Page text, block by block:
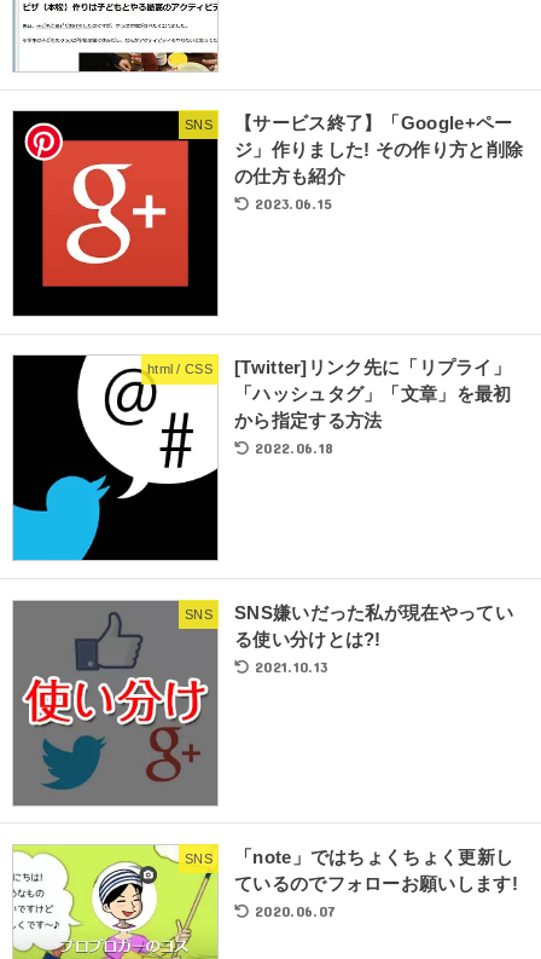
SNS
【サービス終了】「Google+ペー
ジ」作りました! その作り方と削除
の仕方も紹介
2023.06.15
html / CSS
[Twitter]リンク先に「リプライ」
「ハッシュタグ」「文章」を最初
から指定する方法
2022.06.18
SNS
SNS嫌いだった私が現在やってい
る使い分けとは?!
2021.10.13
SNS
「note」ではちょくちょく更新し
ているのでフォローお願いします!
2020.06.07